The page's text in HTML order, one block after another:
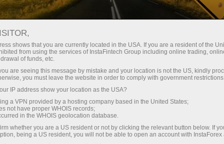
للمستثمرين
فتح حساب تداول
فتح حساب تجريبي
shows that you are currently located in the USA. If you are a resident of the
from using the services of InstaFintech Group including online trading,
of funds, etc.
are seeing this message by mistake and your location is not the US, kindly
you must leave the website in order to comply with government
IP address show your location as the USA?
a VPN provided by a hosting company based in the United States;
not have proper WHOIS records;
in the WHOIS geolocation database.
whether you are a US resident or not by clicking the relevant button below. If
being a US resident, you will not be able to open an account with InstaForex